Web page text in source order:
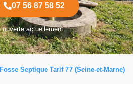
07 56 87 58 52
ouverte actuellement
Septique Tarif 77 (Seine-et-Marne)